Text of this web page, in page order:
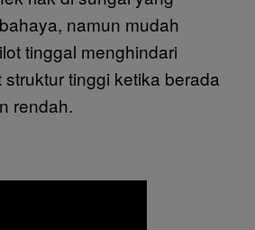
namun mudah
tinggal menghindari
tinggi ketika berada
rendah.